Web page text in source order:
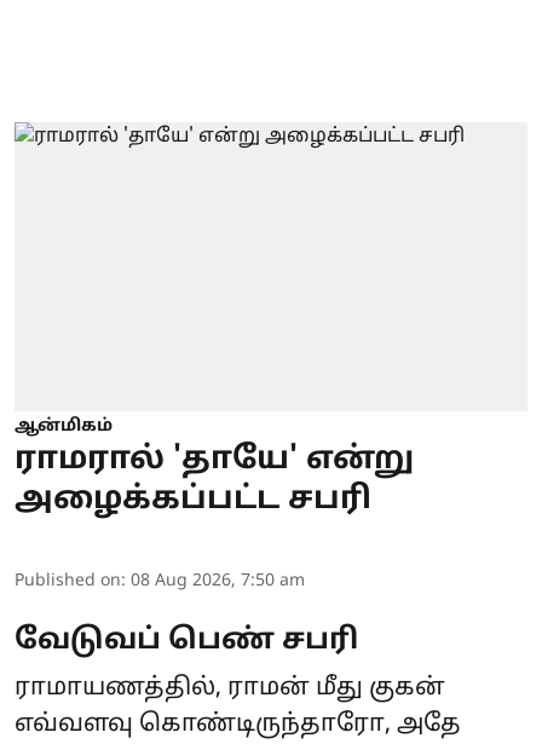
ஆன்மிகம்
ராமரால் 'தாயே' என்று
அழைக்கப்பட்ட சபரி
Published on: 08 Aug 2026, 7:50 am
வேடுவப் பெண் சபரி
ராமாயணத்தில், ராமன் மீது குகன்
எவ்வளவு கொண்டிருந்தாரோ, அதே